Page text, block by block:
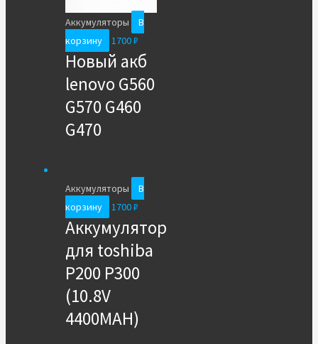
Аккумуляторы
В
корзину
1700₽
Новый акб
lenovo G560
G570 G460
G470
Аккумуляторы
В
корзину
1700₽
Аккумулятор
для toshiba
P200 P300
(10.8V
4400MAH)